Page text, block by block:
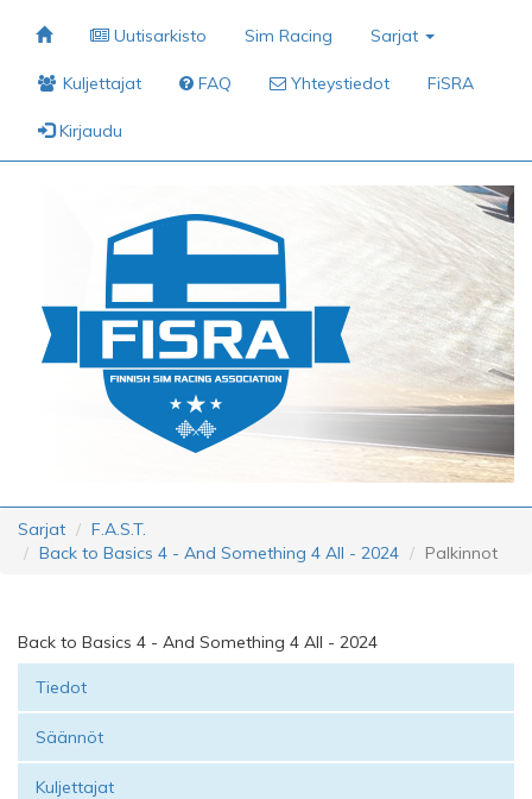
Uutisarkisto Sim Racing Sarjat
Kuljettajat FAQ Yhteystiedot FiSRA
Kirjaudu
Sarjat
F.A.S.T.
Back to Basics 4 - And Something 4 All - 2024
Palkinnot
Back to Basics 4 - And Something 4 All - 2024
Tiedot
Säännöt
Kuljettajat